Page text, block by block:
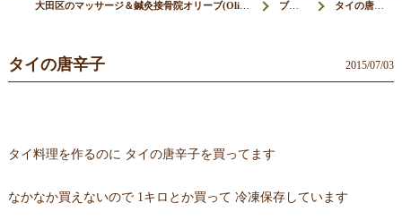
大田区のマッサージ＆鍼灸接骨院オリーブ(Olive) ブログ タイの唐辛子
タイの唐辛子 2015/07/03
タイ料理を作るのに タイの唐辛子を買ってます
なかなか買えないので 1キロとか買って 冷凍保存しています